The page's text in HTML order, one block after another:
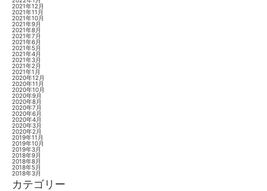
2021年12月
2021年11月
2021年10月
2021年9月
2021年8月
2021年7月
2021年6月
2021年5月
2021年4月
2021年3月
2021年2月
2021年1月
2020年12月
2020年11月
2020年10月
2020年9月
2020年8月
2020年7月
2020年6月
2020年4月
2020年3月
2020年2月
2019年11月
2019年10月
2019年3月
2018年9月
2018年8月
2018年5月
2018年3月
カテゴリー